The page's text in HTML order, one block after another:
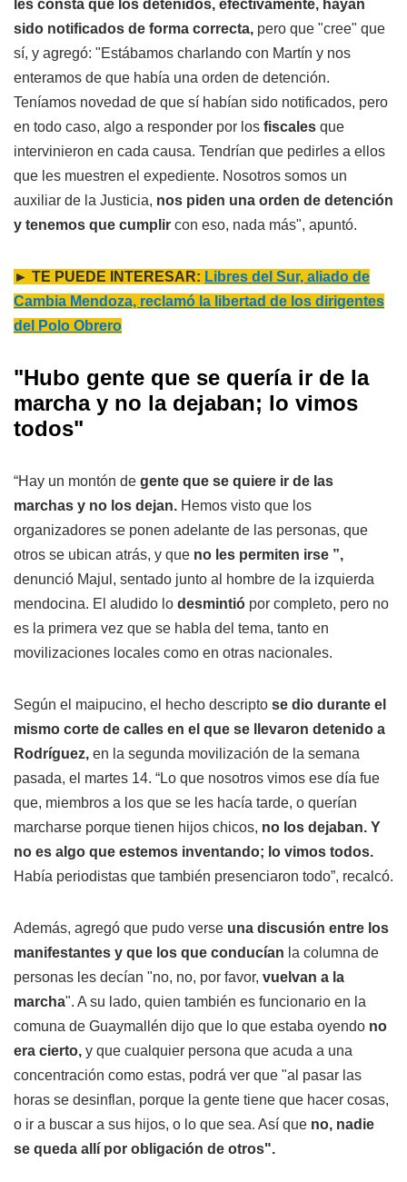
les consta que los detenidos, efectivamente, hayan
sido notificados de forma correcta, pero que "cree" que
sí, y agregó: "Estábamos charlando con Martín y nos
enteramos de que había una orden de detención.
Teníamos novedad de que sí habían sido notificados, pero
en todo caso, algo a responder por los fiscales que
intervinieron en cada causa. Tendrían que pedirles a ellos
que les muestren el expediente. Nosotros somos un
auxiliar de la Justicia, nos piden una orden de detención
y tenemos que cumplir con eso, nada más", apuntó.
► TE PUEDE INTERESAR: Libres del Sur, aliado de
Cambia Mendoza, reclamó la libertad de los dirigentes
del Polo Obrero
"Hubo gente que se quería ir de la
marcha y no la dejaban; lo vimos
todos"
“Hay un montón de gente que se quiere ir de las
marchas y no los dejan. Hemos visto que los
organizadores se ponen adelante de las personas, que
otros se ubican atrás, y que no les permiten irse ”,
denunció Majul, sentado junto al hombre de la izquierda
mendocina. El aludido lo desmintió por completo, pero no
es la primera vez que se habla del tema, tanto en
movilizaciones locales como en otras nacionales.
Según el maipucino, el hecho descripto se dio durante el
mismo corte de calles en el que se llevaron detenido a
Rodríguez, en la segunda movilización de la semana
pasada, el martes 14. “Lo que nosotros vimos ese día fue
que, miembros a los que se les hacía tarde, o querían
marcharse porque tienen hijos chicos, no los dejaban. Y
no es algo que estemos inventando; lo vimos todos.
Había periodistas que también presenciaron todo”, recalcó.
Además, agregó que pudo verse una discusión entre los
manifestantes y que los que conducían la columna de
personas les decían "no, no, por favor, vuelvan a la
marcha". A su lado, quien también es funcionario en la
comuna de Guaymallén dijo que lo que estaba oyendo no
era cierto, y que cualquier persona que acuda a una
concentración como estas, podrá ver que "al pasar las
horas se desinflan, porque la gente tiene que hacer cosas,
o ir a buscar a sus hijos, o lo que sea. Así que no, nadie
se queda allí por obligación de otros".